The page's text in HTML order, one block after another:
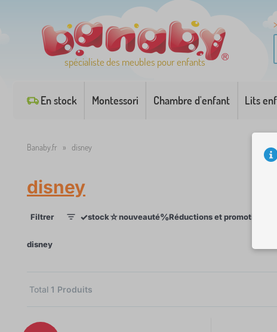
spécialiste des meubles pour enfants
En stock Montessori Chambre d'enfant Lits
Banaby.fr » disney
disney
Filtrer ✓stock☆nouveauté%Réductions et promotions
disney
Total 1 Produits